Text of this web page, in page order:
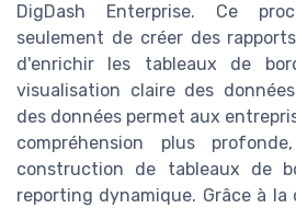
DigDash Enterprise. Ce
seulement de créer des
d'enrichir les tableaux de
visualisation claire des
des données permet aux
compréhension plus
construction de tableaux de
reporting dynamique. Grâce à